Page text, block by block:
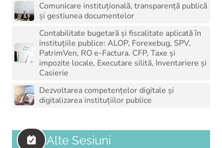
Comunicare instituțională, transparență publică
și gestiunea documentelor
Contabilitate bugetară și fiscalitate aplicată în
instituțiile publice: ALOP, Forexebug, SPV,
PatrimVen, RO e-Factura. CFP, Taxe și
impozite locale, Executare silită, Inventariere și
Casierie
Dezvoltarea competențelor digitale și
digitalizarea instituțiilor publice
Alte Sesiuni